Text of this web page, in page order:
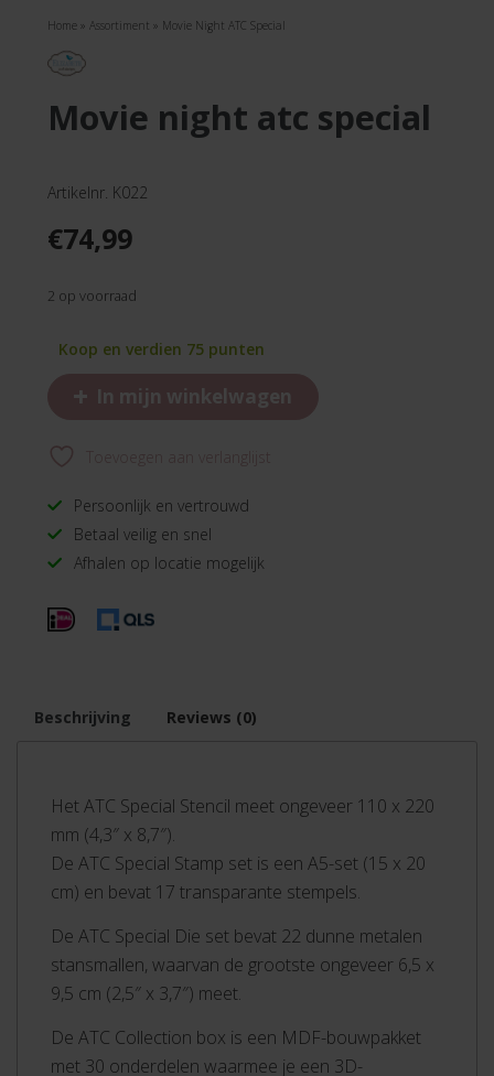
Home » Assortiment » Movie Night ATC Special
movie night atc special
Artikelnr. K022
€74,99
2 op voorraad
Koop en verdien 75 punten
+ In mijn winkelwagen
Persoonlijk en vertrouwd
Betaal veilig en snel
Afhalen op locatie mogelijk
Beschrijving Reviews (0)
Het ATC Special Stencil meet ongeveer 110 x 220
mm (4,3″ x 8,7″).
De ATC Special Stamp set is een A5-set (15 x 20
cm) en bevat 17 transparante stempels.
De ATC Special Die set bevat 22 dunne metalen
stansmallen, waarvan de grootste ongeveer 6,5 x
9,5 cm (2,5″ x 3,7″) meet.
De ATC Collection box is een MDF-bouwpakket
met 30 onderdelen waarmee je een 3D-